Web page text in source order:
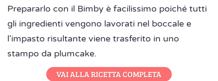
Prepararlo con il Bimby è facilissimo poiché tutti
gli ingredienti vengono lavorati nel boccale e
l'impasto risultante viene trasferito in uno
stampo da plumcake.
VAI ALLA RICETTA COMPLETA